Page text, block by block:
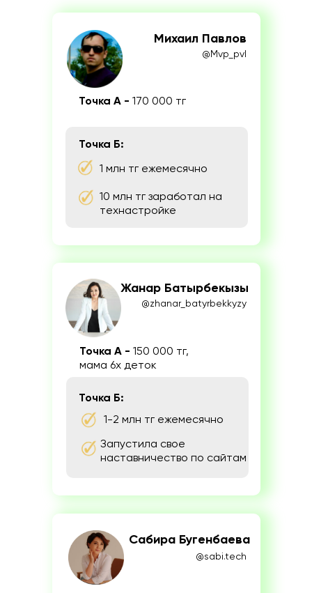
Михаил Павлов
Точка А - 170 000 тг
@Mvp_pvl
Точка Б:
1 млн тг ежемесячно
10 млн тг заработал на
технастройке
Жанар Батырбекызы
@zhanar_batyrbekkyzy
Точка А - 150 000 тг,
мама 6х деток
Точка Б:
1-2 млн тг ежемесячно
Запустила свое
наставничество по сайтам
Сабира Бугенбаева
@sabi.tech